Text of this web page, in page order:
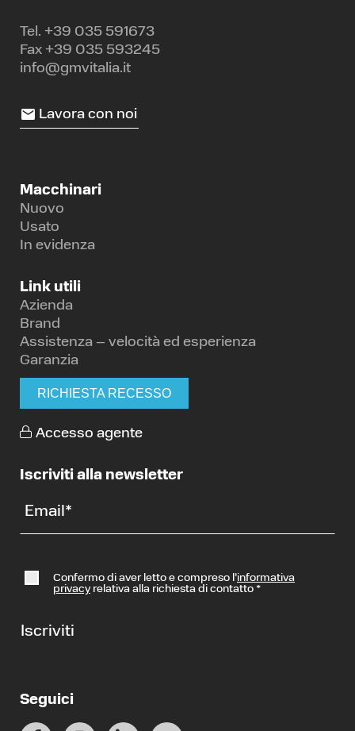
Tel. +39 035 591673
Fax +39 035 593245
info@gmvitalia.it
Lavora con noi
Macchinari
Nuovo
Usato
In evidenza
Link utili
Azienda
Brand
Assistenza – velocità ed esperienza
Garanzia
RICHIESTA RECESSO
Accesso agente
Iscriviti alla newsletter
Email *
Confermo di aver letto e compreso l’informativa
privacyrelativa alla richiesta di contatto *
Iscriviti
Seguici